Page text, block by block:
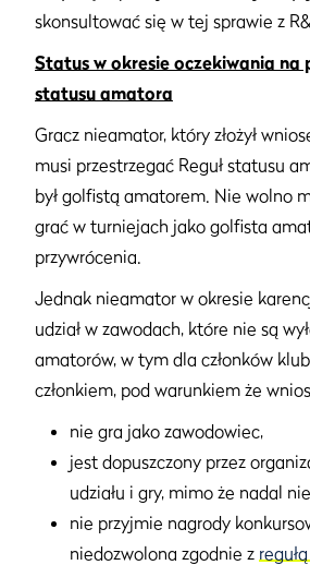
skonsultować się w tej sprawie z
Status w okresie oczekiwania na
statusu amatora
Gracz nieamator, który złożył
musi przestrzegać Reguł statusu
był golfistą amatorem. Nie wolno
grać w turniejach jako golfista
przywrócenia.
Jednak nieamator w okresie
udział w zawodach, które nie są
amatorów, w tym dla członków
członkiem, pod warunkiem że
nie gra jako zawodowiec,
jest dopuszczony przez
udziału i gry, mimo że nadal
nie przyjmie nagrody
niedozwolona zgodnie z